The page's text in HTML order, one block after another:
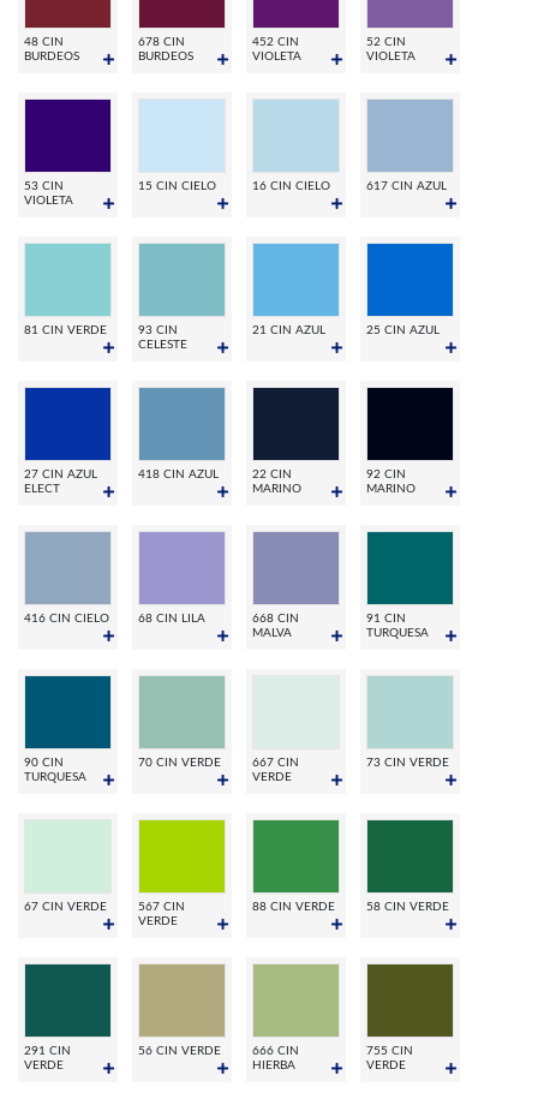
48 CIN
BURDEOS
678 CIN
BURDEOS
452 CIN
VIOLETA
52 CIN
VIOLETA
53 CIN
VIOLETA
15 CIN CIELO 16 CIN CIELO 617 CIN AZUL
81 CIN VERDE
93 CIN
CELESTE
21 CIN AZUL 25 CIN AZUL
27 CIN AZUL
ELECT
418 CIN AZUL
22 CIN
MARINO
92 CIN
MARINO
416 CIN CIELO 68 CIN LILA
668 CIN
MALVA
91 CIN
TURQUESA
90 CIN
TURQUESA
70 CIN VERDE
667 CIN
VERDE
73 CIN VERDE
67 CIN VERDE
567 CIN
VERDE
88 CIN VERDE 58 CIN VERDE
291 CIN
VERDE
56 CIN VERDE
666 CIN
HIERBA
755 CIN
VERDE